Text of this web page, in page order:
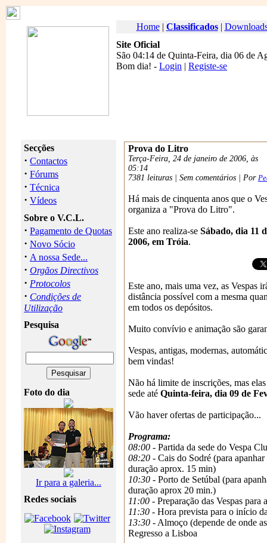
Home| Classificados|
Site Oficial
São 04:14 de Quinta-Feira, dia 06 de
Bom dia! - Login | Registe-se
Secções
· Contactos
· Fórums
· Técnica
· Vídeos
Sobre o V.C.L.
· Pagamento de Quotas
· Novo Sócio
· A nossa Sede...
· Orgãos Directivos
· Protocolos
· Condições de
Utilização
Pesquisa
Foto do dia
Ir para a galeria...
Redes sociais
Prova do Litro
Terça-Feira, 24 de janeiro de 2006, às
05:14
7381 leituras | Sem comentários | Por
Há mais de cinquenta anos que o
organiza a "Prova do Litro".
Este ano realiza-se Sábado, dia 11
2006, em Tróia.
Este ano, mais uma vez, as Vespas
distância possível com a mesma
em todos os depósitos.
Muito convívio e animação são
Vespas, antigas, modernas,
bem vindas!
Não há limite de inscrições, mas
sede até Quinta-feira, dia 09 de
Vão haver ofertas de participação...
Programa:
08:00 - Partida da sede do Vespa
08:20 - Cais do Sodré (para
duração aprox. 15 min)
10:30 - Porto de Setúbal (para
duração aprox 20 min.)
11:00 - Preparação das Vespas para
11:30 - Hora prevista para o início
13:30 - Almoço (depende de onde
Regresso a Lisboa